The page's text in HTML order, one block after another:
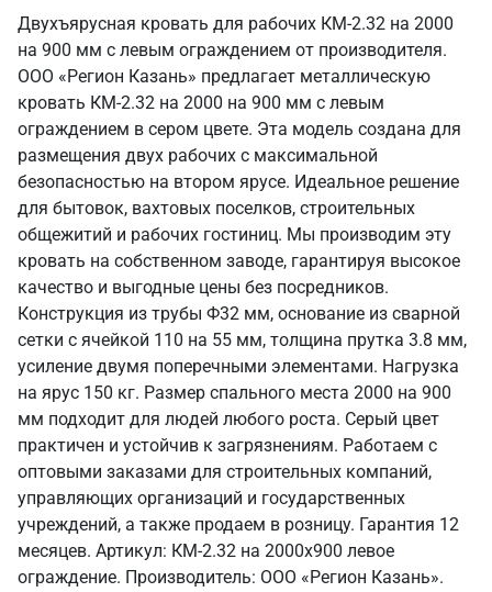
Двухъярусная кровать для рабочих КМ-2.32 на 2000
на 900 мм с левым ограждением от производителя.
ООО «Регион Казань» предлагает металлическую
кровать КМ-2.32 на 2000 на 900 мм с левым
ограждением в сером цвете. Эта модель создана для
размещения двух рабочих с максимальной
безопасностью на втором ярусе. Идеальное решение
для бытовок, вахтовых поселков, строительных
общежитий и рабочих гостиниц. Мы производим эту
кровать на собственном заводе, гарантируя высокое
качество и выгодные цены без посредников.
Конструкция из трубы Ф32 мм, основание из сварной
сетки с ячейкой 110 на 55 мм, толщина прутка 3.8 мм,
усиление двумя поперечными элементами. Нагрузка
на ярус 150 кг. Размер спального места 2000 на 900
мм подходит для людей любого роста. Серый цвет
практичен и устойчив к загрязнениям. Работаем с
оптовыми заказами для строительных компаний,
управляющих организаций и государственных
учреждений, а также продаем в розницу. Гарантия 12
месяцев. Артикул: КМ-2.32 на 2000х900 левое
ограждение. Производитель: ООО «Регион Казань».